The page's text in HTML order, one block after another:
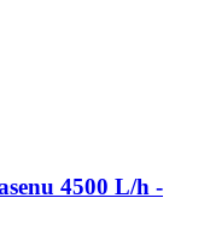
4500 L/h -